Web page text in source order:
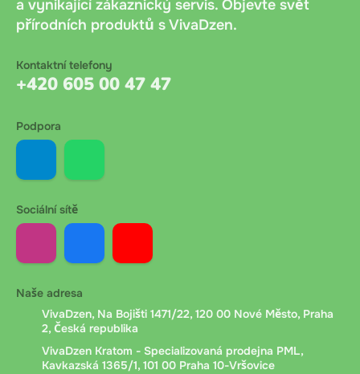
při osobním odběru ve výdejním místě. Bez dalších
poplatků. Doporučujeme mít připravenou přesnou
Bankovní převod
společnosti. Po objednání obdržíte platební údaje a
nebo QR kódem. Připsání peněz trvá 1 až 24 hodin
podle banky zákazníka.
Messenger.cz. Při předání kurýr ověří věk příjemce,
zaznamená číslo dokladu a vyžádá si podpis pro
potvrzení převzetí.
a vynikající zákaznický servis. Objevte svět
přírodních produktů s VivaDzen.
Kontaktní telefony
+420 605 00 47 47
Podpora
Sociální sítě
Naše adresa
VivaDzen, Na Bojišti 1471/22, 120 00 Nové Město, Praha
2, Česká republika
VivaDzen Kratom - Specializovaná prodejna PML,
Kavkazská 1365/1, 101 00 Praha 10-Vršovice